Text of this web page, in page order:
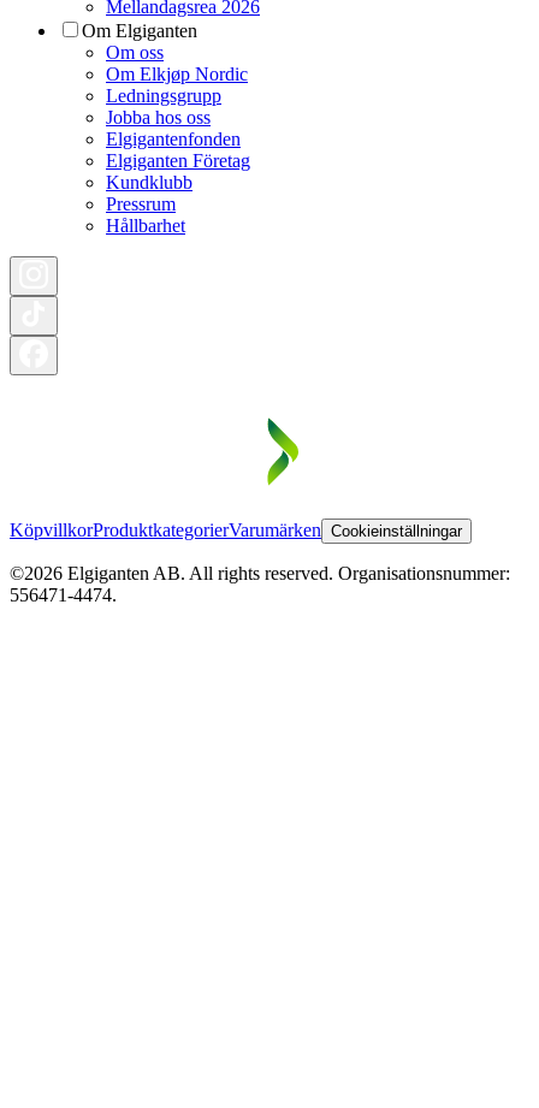
Mellandagsrea 2026
Om Elgiganten
Om oss
Om Elkjøp Nordic
Ledningsgrupp
Jobba hos oss
Elgigantenfonden
Elgiganten Företag
Kundklubb
Pressrum
Hållbarhet
KöpvillkorProduktkategorierVarumärken Cookieinställningar
©2026 Elgiganten AB. All rights reserved. Organisationsnummer:
556471-4474.